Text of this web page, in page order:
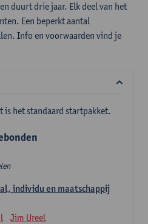
duurt drie jaar. Elk deel van het
Een beperkt aantal
Info en voorwaarden vind je
is het standaard startpakket.
individu en maatschappij
Jim Ureel